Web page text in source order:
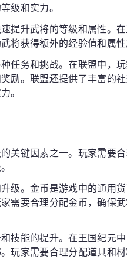
级和实力。
提升武将的等级和属性。
将获得额外的经验值和属性
任务和挑战。在联盟中，
励。联盟还提供了丰富的
。
关键因素之一。玩家需要
级。金币是游戏中的通用
需要合理分配金币，确保
技能的提升。在王国纪元中
玩家需要合理分配道具和